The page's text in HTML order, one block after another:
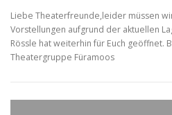
Liebe Theaterfreunde,leider müssen
Vorstellungen aufgrund der aktuellen
Rössle hat weiterhin für Euch geöffnet.
Theatergruppe Füramoos